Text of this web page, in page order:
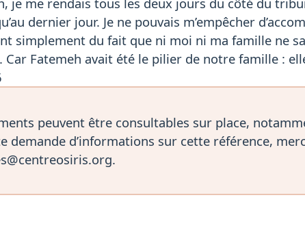
dernier jour. Je ne pouvais m’empêcher
simplement du fait que ni moi ni ma famille ne
Fatemeh avait été le pilier de notre famille :
peuvent être consultables sur place,
demande d’informations sur cette référence,